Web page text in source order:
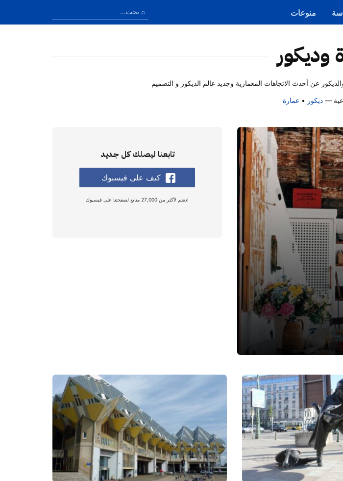
منوعات
وديكور
عن أحدث الاتجاهات المعمارية وجديد عالم الديكور و التصميم
—ديكور • عمارة
تابعنا ليصلك كل جديد
كيف على فيسبوك
انضم لأكثر من 27,000 متابع لصفحتنا على فيسبوك